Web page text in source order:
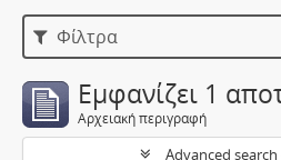
Φίλτρα
Εμφανίζει 1
Αρχειακή περιγραφή
Advanced